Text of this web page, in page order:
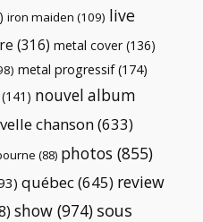
iron maiden (109) live
(316) metal cover (136)
metal progressif(174)
(141) nouvel album
chanson(633)
(88) photos (855)
québec(645) review
show (974) sous